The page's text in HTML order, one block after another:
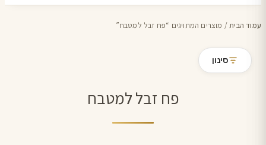
עמוד הבית/ מוצרים המתויגים “פח זבל למטבח”
סינון
פח זבל למטבח